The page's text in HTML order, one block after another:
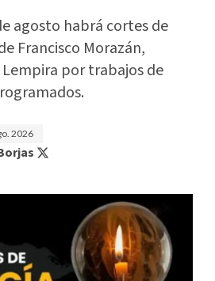
agosto habrá cortes de
Francisco Morazán,
por trabajos de
2026